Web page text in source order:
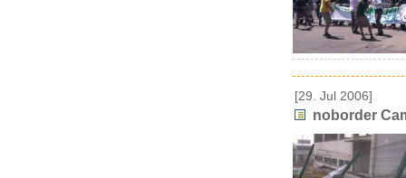
[29. Jul 2006]
noborder